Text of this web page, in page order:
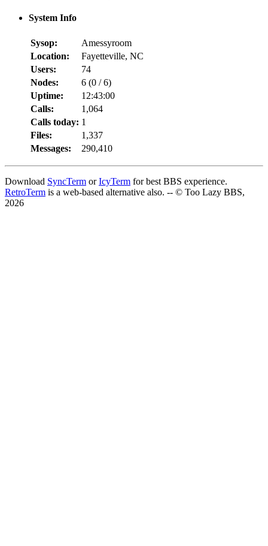
System Info
Sysop:
Amessyroom
Location:
Fayetteville, NC
Users:
74
Nodes:
6 (0 /6)
Uptime:
12:43:00
Calls:
1,064
Calls today: 1
Files:
1,337
Messages:
290,410
Download SyncTerm orIcyTerm for best BBS experience.
RetroTerm is a web-based alternative also. -- © Too Lazy BBS,
2026